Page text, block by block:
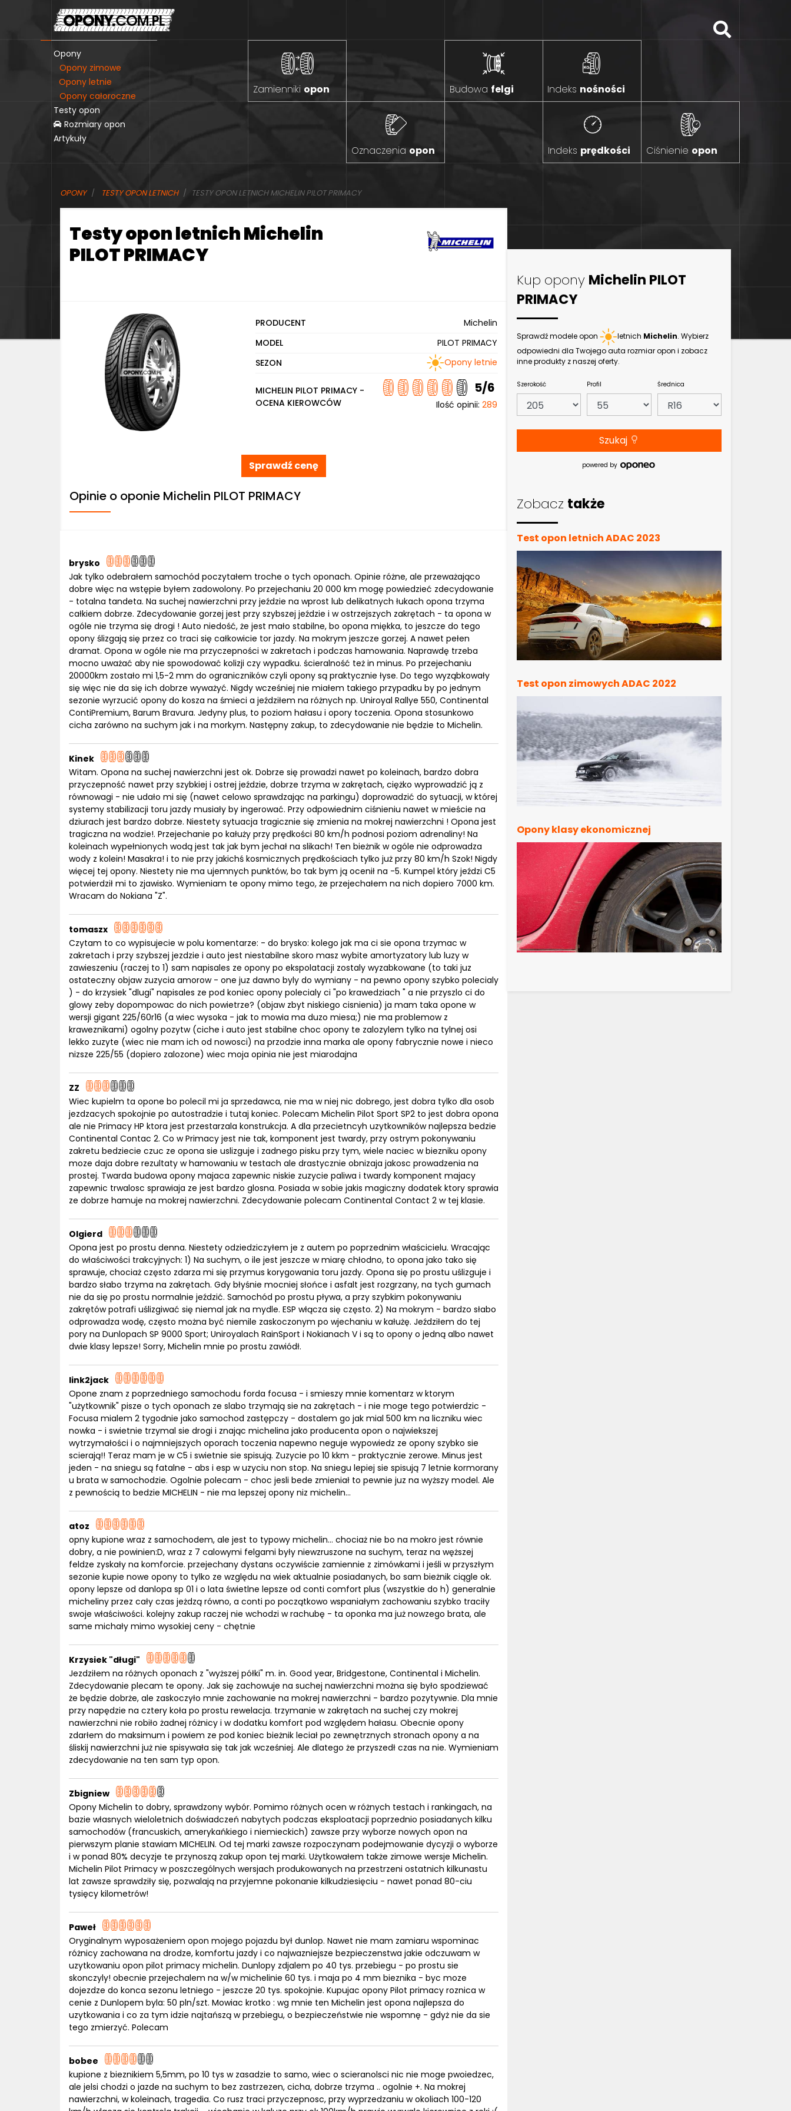
Opony
Opony zimowe
Opony letnie
Opony całoroczne
Testy opon
Rozmiary opon
Artykuły
Zamienniki opon Budowa felgi Indeks nośności
Indeks prędkości Ciśnienie opon
Oznaczenia opon
OPONY TESTY OPON LETNICH TESTY OPON LETNICH MICHELIN PILOT PRIMACY
Testy opon letnich Michelin
PILOT PRIMACY
PRODUCENT
Michelin
MODEL
PILOT PRIMACY
SEZON
Opony letnie
MICHELIN PILOT PRIMACY -
OCENA KIEROWCÓW
5/6
Ilość opinii: 289
Sprawdź cenę
Opinie o oponie Michelin PILOT PRIMACY
brysko
Jak tylko odebrałem samochód poczytałem troche o tych oponach. Opinie różne, ale przeważająco
dobre więc na wstępie byłem zadowolony. Po przejechaniu 20 000 km mogę powiedzieć zdecydowanie
- totalna tandeta. Na suchej nawierzchni przy jeździe na wprost lub delikatnych łukach opona trzyma
całkiem dobrze. Zdecydowanie gorzej jest przy szybszej jeździe i w ostrzejszych zakrętach - ta opona w
ogóle nie trzyma się drogi ! Auto niedość, że jest mało stabilne, bo opona miękka, to jeszcze do tego
opony ślizgają się przez co traci się całkowicie tor jazdy. Na mokrym jeszcze gorzej. A nawet pełen
dramat. Opona w ogóle nie ma przyczepności w zakretach i podczas hamowania. Naprawdę trzeba
mocno uważać aby nie spowodować kolizji czy wypadku. ścieralność też in minus. Po przejechaniu
20000km zostało mi 1,5-2 mm do ograniczników czyli opony są praktycznie łyse. Do tego wyząbkowały
się więc nie da się ich dobrze wyważyć. Nigdy wcześniej nie miałem takiego przypadku by po jednym
sezonie wyrzucić opony do kosza na śmieci a jeździłem na różnych np. Uniroyal Rallye 550, Continental
ContiPremium, Barum Bravura. Jedyny plus, to poziom hałasu i opory toczenia. Opona stosunkowo
cicha zarówno na suchym jak i na morkym. Następny zakup, to zdecydowanie nie będzie to Michelin.
Kinek
Witam. Opona na suchej nawierzchni jest ok. Dobrze się prowadzi nawet po koleinach, bardzo dobra
przyczepność nawet przy szybkiej i ostrej jeździe, dobrze trzyma w zakrętach, ciężko wyprowadzić ją z
równowagi - nie udało mi się (nawet celowo sprawdzając na parkingu) doprowadzić do sytuacji, w której
systemy stabilizacji toru jazdy musiały by ingerować. Przy odpowiednim ciśnieniu nawet w mieście na
dziurach jest bardzo dobrze. Niestety sytuacja tragicznie się zmienia na mokrej nawierzchni ! Opona jest
tragiczna na wodzie!. Przejechanie po kałuży przy prędkości 80 km/h podnosi poziom adrenaliny! Na
koleinach wypełnionych wodą jest tak jak bym jechał na slikach! Ten bieżnik w ogóle nie odprowadza
wody z kolein! Masakra! i to nie przy jakichś kosmicznych prędkościach tylko już przy 80 km/h Szok! Nigdy
więcej tej opony. Niestety nie ma ujemnych punktów, bo tak bym ją ocenił na -5. Kumpel który jeździ C5
potwierdził mi to zjawisko. Wymieniam te opony mimo tego, że przejechałem na nich dopiero 7000 km.
Wracam do Nokiana "Z".
tomaszx
Czytam to co wypisujecie w polu komentarze: - do brysko: kolego jak ma ci sie opona trzymac w
zakretach i przy szybszej jezdzie i auto jest niestabilne skoro masz wybite amortyzatory lub luzy w
zawieszeniu (raczej to 1) sam napisales ze opony po ekspolatacji zostaly wyzabkowane (to taki juz
ostateczny objaw zuzycia amorow - one juz dawno byly do wymiany - na pewno opony szybko polecialy
) - do krzysiek "dlugi" napisales ze pod koniec opony polecialy ci "po krawedziach " a nie przyszlo ci do
glowy zeby dopompowac do nich powietrze? (objaw zbyt niskiego cisnienia) ja mam taka opone w
wersji gigant 225/60r16 (a wiec wysoka - jak to mowia ma duzo miesa;) nie ma problemow z
kraweznikami) ogolny pozytw (ciche i auto jest stabilne choc opony te zalozylem tylko na tylnej osi
lekko zuzyte (wiec nie mam ich od nowosci) na przodzie inna marka ale opony fabrycznie nowe i nieco
nizsze 225/55 (dopiero zalozone) wiec moja opinia nie jest miarodajna
ZZ
Wiec kupielm ta opone bo polecil mi ja sprzedawca, nie ma w niej nic dobrego, jest dobra tylko dla osob
jezdzacych spokojnie po autostradzie i tutaj koniec. Polecam Michelin Pilot Sport SP2 to jest dobra opona
ale nie Primacy HP ktora jest przestarzala konstrukcja. A dla przecietncyh uzytkowników najlepsza bedzie
Continental Contac 2. Co w Primacy jest nie tak, komponent jest twardy, przy ostrym pokonywaniu
zakretu bedziecie czuc ze opona sie uslizguje i zadnego pisku przy tym, wiele naciec w biezniku opony
moze daja dobre rezultaty w hamowaniu w testach ale drastycznie obnizaja jakosc prowadzenia na
prostej. Twarda budowa opony majaca zapewnic niskie zuzycie paliwa i twardy komponent majacy
zapewnic trwalosc sprawiaja ze jest bardzo glosna. Posiada w sobie jakis magiczny dodatek ktory sprawia
ze dobrze hamuje na mokrej nawierzchni. Zdecydowanie polecam Continental Contact 2 w tej klasie.
Olgierd
Opona jest po prostu denna. Niestety odziedziczyłem je z autem po poprzednim właścicielu. Wracając
do właściwości trakcyjnych: 1) Na suchym, o ile jest jeszcze w miarę chłodno, to opona jako tako się
sprawuje, chociaż często zdarza mi się przymus korygowania toru jazdy. Opona się po prostu uślizguje i
bardzo słabo trzyma na zakrętach. Gdy błyśnie mocniej słońce i asfalt jest rozgrzany, na tych gumach
nie da się po prostu normalnie jeździć. Samochód po prostu pływa, a przy szybkim pokonywaniu
zakrętów potrafi uślizgiwać się niemal jak na mydle. ESP włącza się często. 2) Na mokrym - bardzo słabo
odprowadza wodę, często można być niemile zaskoczonym po wjechaniu w kałużę. Jeździłem do tej
pory na Dunlopach SP 9000 Sport; Uniroyalach RainSport i Nokianach V i są to opony o jedną albo nawet
dwie klasy lepsze! Sorry, Michelin mnie po prostu zawiódł.
link2jack
Opone znam z poprzedniego samochodu forda focusa - i smieszy mnie komentarz w ktorym
"użytkownik" pisze o tych oponach ze slabo trzymają sie na zakrętach - i nie moge tego potwierdzic -
Focusa mialem 2 tygodnie jako samochod zastępczy - dostalem go jak mial 500 km na liczniku wiec
nowka - i swietnie trzymal sie drogi i znając michelina jako producenta opon o najwiekszej
wytrzymałości i o najmniejszych oporach toczenia napewno neguje wypowiedz ze opony szybko sie
scierają!! Teraz mam je w C5 i swietnie sie spisują. Zuzycie po 10 kkm - praktycznie zerowe. Minus jest
jeden - na sniegu są fatalne - abs i esp w uzyciu non stop. Na sniegu lepiej sie spisują 7 letnie kormorany
u brata w samochodzie. Ogolnie polecam - choc jesli bede zmieniał to pewnie juz na wyższy model. Ale
z pewnością to bedzie MICHELIN - nie ma lepszej opony niz michelin...
atoz
opny kupione wraz z samochodem, ale jest to typowy michelin... chociaż nie bo na mokro jest równie
dobry, a nie powinien:D, wraz z 7 calowymi felgami były niewzruszone na suchym, teraz na węższej
feldze zyskały na komforcie. przejechany dystans oczywiście zamiennie z zimówkami i jeśli w przyszłym
sezonie kupie nowe opony to tylko ze względu na wiek aktualnie posiadanych, bo sam bieżnik ciągle ok.
opony lepsze od danlopa sp 01 i o lata świetlne lepsze od conti comfort plus (wszystkie do h) generalnie
micheliny przez cały czas jeżdzą równo, a conti po początkowo wspaniałym zachowaniu szybko traciły
swoje właściwości. kolejny zakup raczej nie wchodzi w rachubę - ta oponka ma już nowzego brata, ale
same michały mimo wysokiej ceny - chętnie
Krzysiek "długi"
Jezdziłem na różnych oponach z "wyższej półki" m. in. Good year, Bridgestone, Continental i Michelin.
Zdecydowanie plecam te opony. Jak się zachowuje na suchej nawierzchni można się było spodziewać
że będzie dobrże, ale zaskoczyło mnie zachowanie na mokrej nawierzchni - bardzo pozytywnie. Dla mnie
przy napędzie na cztery koła po prostu rewelacja. trzymanie w zakrętach na suchej czy mokrej
nawierzchni nie robiło żadnej różnicy i w dodatku komfort pod względem hałasu. Obecnie opony
zdarłem do maksimum i powiem ze pod koniec bieżnik leciał po zewnętrznych stronach opony a na
śliskij nawierzchni już nie spisywała się tak jak wcześniej. Ale dlatego że przyszedł czas na nie. Wymieniam
zdecydowanie na ten sam typ opon.
Zbigniew
Opony Michelin to dobry, sprawdzony wybór. Pomimo różnych ocen w różnych testach i rankingach, na
bazie własnych wieloletnich doświadczeń nabytych podczas eksploatacji poprzednio posiadanych kilku
samochodów (francuskich, amerykańkiego i niemieckich) zawsze przy wyborze nowych opon na
pierwszym planie stawiam MICHELIN. Od tej marki zawsze rozpoczynam podejmowanie dycyzji o wyborze
i w ponad 80% decyzje te przynoszą zakup opon tej marki. Użytkowałem także zimowe wersje Michelin.
Michelin Pilot Primacy w poszczególnych wersjach produkowanych na przestrzeni ostatnich kilkunastu
lat zawsze sprawdziły się, pozwalają na przyjemne pokonanie kilkudziesięciu - nawet ponad 80-ciu
tysięcy kilometrów!
Paweł
Oryginalnym wyposażeniem opon mojego pojazdu był dunlop. Nawet nie mam zamiaru wspominac
różnicy zachowana na drodze, komfortu jazdy i co najwazniejsze bezpieczenstwa jakie odczuwam w
uzytkowaniu opon pilot primacy michelin. Dunlopy zdjalem po 40 tys. przebiegu - po prostu sie
skonczyly! obecnie przejechalem na w/w michelinie 60 tys. i maja po 4 mm bieznika - byc moze
dojezdze do konca sezonu letniego - jeszcze 20 tys. spokojnie. Kupujac opony Pilot primacy roznica w
cenie z Dunlopem byla: 50 pln/szt. Mowiac krotko : wg mnie ten Michelin jest opona najlepsza do
uzytkowania i co za tym idzie najtańszą w przebiegu, o bezpieczeństwie nie wspomnę - gdyż nie da sie
tego zmierzyć. Polecam
bobee
kupione z bieznikiem 5,5mm, po 10 tys w zasadzie to samo, wiec o scieranolsci nic nie moge pwoiedzec,
ale jelsi chodzi o jazde na suchym to bez zastrzezen, cicha, dobrze trzyma .. ogolnie +. Na mokrej
nawierzchni, w koleinach, tragedia. Co rusz traci przyczepnosc, przy wyprzedzaniu w okoliach 100-120
Kup opony Michelin PILOT
PRIMACY
Sprawdź modele opon letnich Michelin. Wybierz
odpowiedni dla Twojego auta rozmiar opon i zobacz
inne produkty z naszej oferty.
Szerokość Profil Średnica
Szukaj
powered by
Zobacz także
Test opon letnich ADAC 2023
Test opon zimowych ADAC 2022
Opony klasy ekonomicznej